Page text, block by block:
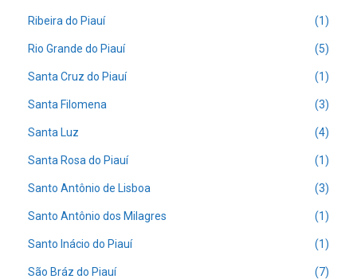
Ribeira do Piauí (1)
Rio Grande do Piauí (5)
Santa Cruz do Piauí (1)
Santa Filomena (3)
Santa Luz (4)
Santa Rosa do Piauí (1)
Santo Antônio de Lisboa (3)
Santo Antônio dos Milagres (1)
Santo Inácio do Piauí (1)
São Bráz do Piauí (7)